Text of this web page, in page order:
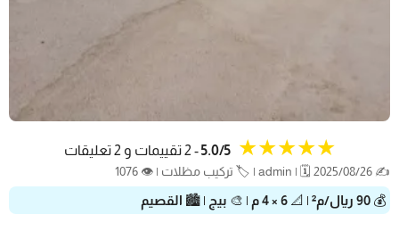
★★★★★
5.0/5- 2 تقييمات و 2 تعليقات
✍️ admin | 🗓️ 2025/08/26 | 🏷️ تركيب مظلات | 👁️ 1076
💰 90 ريال/م² | 📐 6 × 4 م | 🎨 بيج | 🏙️ القصيم